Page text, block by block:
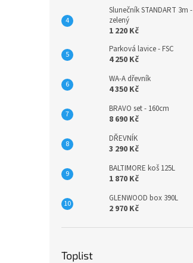
Slunečník STANDART 3m -
zelený
1 220 Kč
Parková lavice - FSC
4 250 Kč
WA-A dřevník
4 350 Kč
BRAVO set - 160cm
8 690 Kč
DŘEVNÍK
3 290 Kč
BALTIMORE koš 125L
1 870 Kč
GLENWOOD box 390L
2 970 Kč
Toplist